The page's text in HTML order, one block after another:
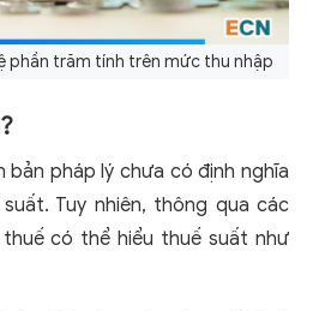
phần trăm tính trên mức thu nhập
bản pháp lý chưa có định nghĩa
Tuy nhiên, thông qua các
có thể hiểu thuế suất như